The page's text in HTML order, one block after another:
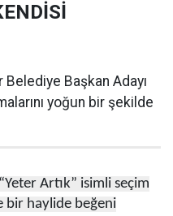
Belediye Başkan Adayı
yoğun bir şekilde
Artık” isimli seçim
bir haylide beğeni